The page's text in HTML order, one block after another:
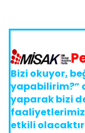
Bizi okuyor,
yapabilirim?”
yaparak bizi
faaliyetlerimiz
etkili